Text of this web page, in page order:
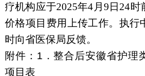
疗机构应于2025年4月 9 日 24时
价格项目 费用上传工作。执行
时向省医保局反馈。
附件： 1 ．整合后安徽省护理
项目表